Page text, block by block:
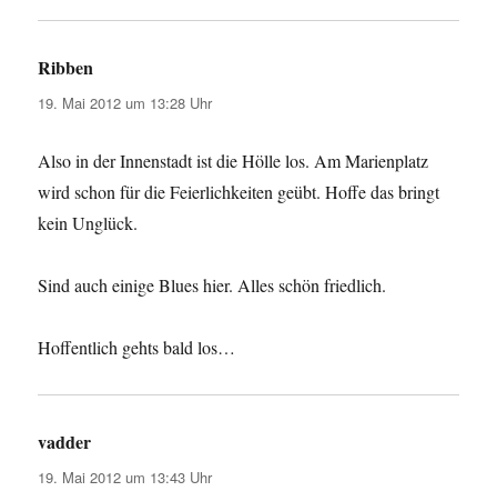
Ribben
19. Mai 2012 um 13:28 Uhr
Also in der Innenstadt ist die Hölle los. Am Marienplatz
wird schon für die Feierlichkeiten geübt. Hoffe das bringt
kein Unglück.
Sind auch einige Blues hier. Alles schön friedlich.
Hoffentlich gehts bald los…
vadder
19. Mai 2012 um 13:43 Uhr